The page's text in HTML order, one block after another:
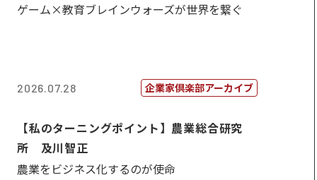
ゲーム×教育ブレインウォーズが世界を繋ぐ
2026.07.28 企業家倶楽部アーカイブ
【私のターニングポイント】農業総合研究
所 及川智正
農業をビジネス化するのが使命